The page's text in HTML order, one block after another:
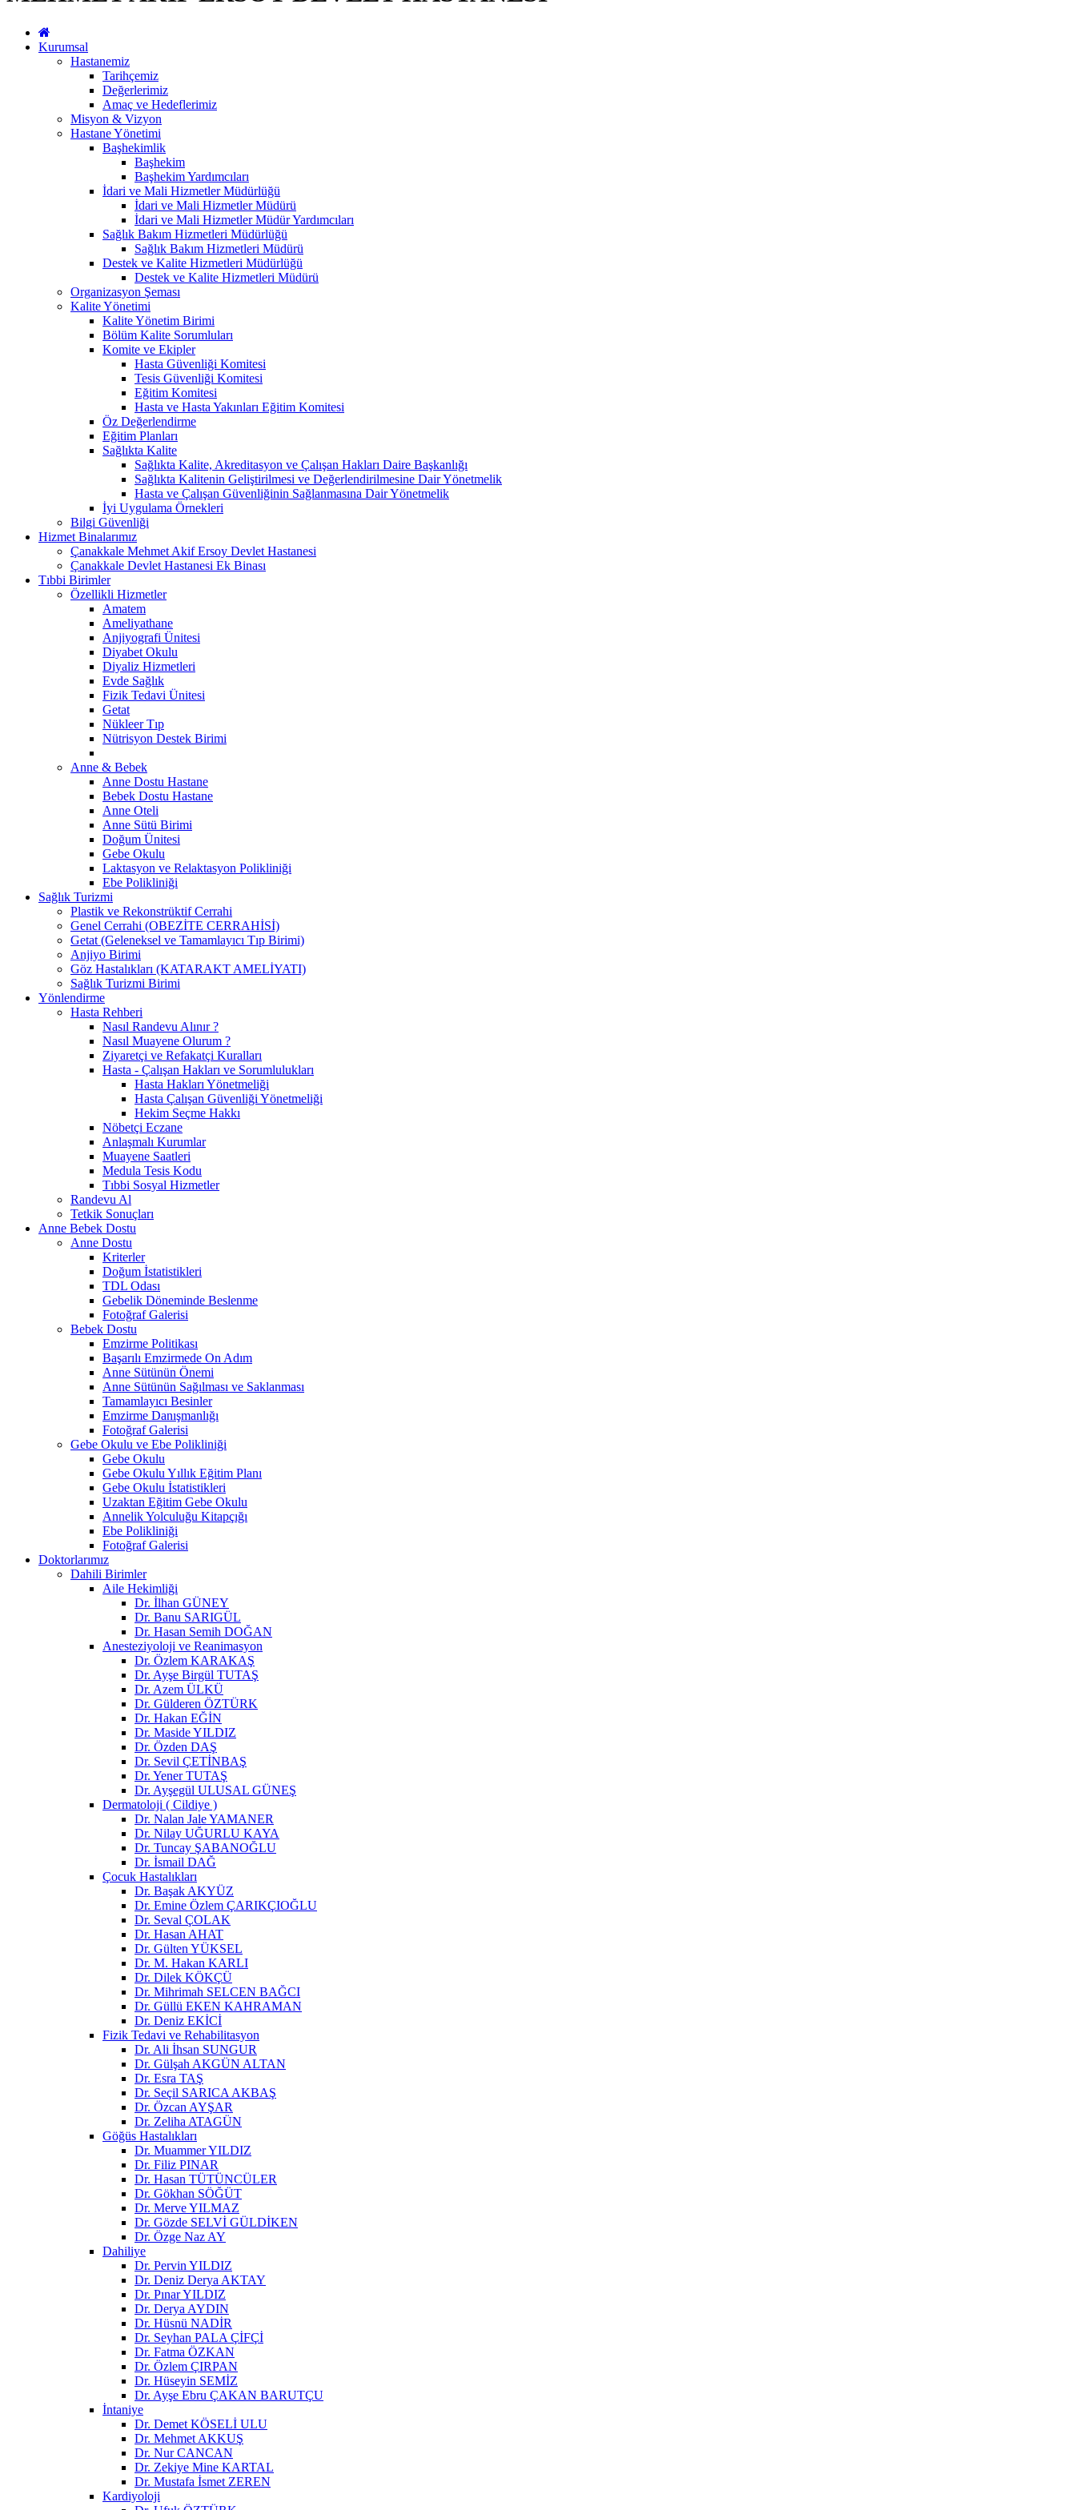
Kurumsal
Hastanemiz
Tarihçemiz
Değerlerimiz
Amaç ve Hedeflerimiz
Misyon & Vizyon
Hastane Yönetimi
Başhekimlik
Başhekim
Başhekim Yardımcıları
İdari ve Mali Hizmetler Müdürlüğü
İdari ve Mali Hizmetler Müdürü
İdari ve Mali Hizmetler Müdür Yardımcıları
Sağlık Bakım Hizmetleri Müdürlüğü
Sağlık Bakım Hizmetleri Müdürü
Destek ve Kalite Hizmetleri Müdürlüğü
Destek ve Kalite Hizmetleri Müdürü
Organizasyon Şeması
Kalite Yönetimi
Kalite Yönetim Birimi
Bölüm Kalite Sorumluları
Komite ve Ekipler
Hasta Güvenliği Komitesi
Tesis Güvenliği Komitesi
Eğitim Komitesi
Hasta ve Hasta Yakınları Eğitim Komitesi
Öz Değerlendirme
Eğitim Planları
Sağlıkta Kalite
Sağlıkta Kalite, Akreditasyon ve Çalışan Hakları Daire Başkanlığı
Sağlıkta Kalitenin Geliştirilmesi ve Değerlendirilmesine Dair Yönetmelik
Hasta ve Çalışan Güvenliğinin Sağlanmasına Dair Yönetmelik
İyi Uygulama Örnekleri
Bilgi Güvenliği
Hizmet Binalarımız
Çanakkale Mehmet Akif Ersoy Devlet Hastanesi
Çanakkale Devlet Hastanesi Ek Binası
Tıbbi Birimler
Özellikli Hizmetler
Amatem
Ameliyathane
Anjiyografi Ünitesi
Diyabet Okulu
Diyaliz Hizmetleri
Evde Sağlık
Fizik Tedavi Ünitesi
Getat
Nükleer Tıp
Nütrisyon Destek Birimi
Anne & Bebek
Anne Dostu Hastane
Bebek Dostu Hastane
Anne Oteli
Anne Sütü Birimi
Doğum Ünitesi
Gebe Okulu
Laktasyon ve Relaktasyon Polikliniği
Ebe Polikliniği
Sağlık Turizmi
Plastik ve Rekonstrüktif Cerrahi
Genel Cerrahi (OBEZİTE CERRAHİSİ)
Getat (Geleneksel ve Tamamlayıcı Tıp Birimi)
Anjiyo Birimi
Göz Hastalıkları (KATARAKT AMELİYATI)
Sağlık Turizmi Birimi
Yönlendirme
Hasta Rehberi
Nasıl Randevu Alınır ?
Nasıl Muayene Olurum ?
Ziyaretçi ve Refakatçi Kuralları
Hasta - Çalışan Hakları ve Sorumlulukları
Hasta Hakları Yönetmeliği
Hasta Çalışan Güvenliği Yönetmeliği
Hekim Seçme Hakkı
Nöbetçi Eczane
Anlaşmalı Kurumlar
Muayene Saatleri
Medula Tesis Kodu
Tıbbi Sosyal Hizmetler
Randevu Al
Tetkik Sonuçları
Anne Bebek Dostu
Anne Dostu
Kriterler
Doğum İstatistikleri
TDL Odası
Gebelik Döneminde Beslenme
Fotoğraf Galerisi
Bebek Dostu
Emzirme Politikası
Başarılı Emzirmede On Adım
Anne Sütünün Önemi
Anne Sütünün Sağılması ve Saklanması
Tamamlayıcı Besinler
Emzirme Danışmanlığı
Fotoğraf Galerisi
Gebe Okulu ve Ebe Polikliniği
Gebe Okulu
Gebe Okulu Yıllık Eğitim Planı
Gebe Okulu İstatistikleri
Uzaktan Eğitim Gebe Okulu
Annelik Yolculuğu Kitapçığı
Ebe Polikliniği
Fotoğraf Galerisi
Doktorlarımız
Dahili Birimler
Aile Hekimliği
Dr. İlhan GÜNEY
Dr. Banu SARIGÜL
Dr. Hasan Semih DOĞAN
Anesteziyoloji ve Reanimasyon
Dr. Özlem KARAKAŞ
Dr. Ayşe Birgül TUTAŞ
Dr. Azem ÜLKÜ
Dr. Gülderen ÖZTÜRK
Dr. Hakan EĞİN
Dr. Maside YILDIZ
Dr. Özden DAŞ
Dr. Sevil ÇETİNBAŞ
Dr. Yener TUTAŞ
Dr. Ayşegül ULUSAL GÜNEŞ
Dermatoloji ( Cildiye )
Dr. Nalan Jale YAMANER
Dr. Nilay UĞURLU KAYA
Dr. Tuncay ŞABANOĞLU
Dr. İsmail DAĞ
Çocuk Hastalıkları
Dr. Başak AKYÜZ
Dr. Emine Özlem ÇARIKÇIOĞLU
Dr. Seval ÇOLAK
Dr. Hasan AHAT
Dr. Gülten YÜKSEL
Dr. M. Hakan KARLI
Dr. Dilek KÖKÇÜ
Dr. Mihrimah SELCEN BAĞCI
Dr. Güllü EKEN KAHRAMAN
Dr. Deniz EKİCİ
Fizik Tedavi ve Rehabilitasyon
Dr. Ali İhsan SUNGUR
Dr. Gülşah AKGÜN ALTAN
Dr. Esra TAŞ
Dr. Seçil SARICA AKBAŞ
Dr. Özcan AYŞAR
Dr. Zeliha ATAGÜN
Göğüs Hastalıkları
Dr. Muammer YILDIZ
Dr. Filiz PINAR
Dr. Hasan TÜTÜNCÜLER
Dr. Gökhan SÖĞÜT
Dr. Merve YILMAZ
Dr. Gözde SELVİ GÜLDİKEN
Dr. Özge Naz AY
Dahiliye
Dr. Pervin YILDIZ
Dr. Deniz Derya AKTAY
Dr. Pınar YILDIZ
Dr. Derya AYDIN
Dr. Hüsnü NADİR
Dr. Seyhan PALA ÇİFÇİ
Dr. Fatma ÖZKAN
Dr. Özlem ÇIRPAN
Dr. Hüseyin SEMİZ
Dr. Ayşe Ebru ÇAKAN BARUTÇU
İntaniye
Dr. Demet KÖSELİ ULU
Dr. Mehmet AKKUŞ
Dr. Nur CANCAN
Dr. Zekiye Mine KARTAL
Dr. Mustafa İsmet ZEREN
Kardiyoloji